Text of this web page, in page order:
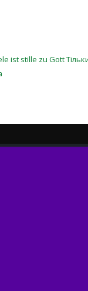
ist stille zu Gott